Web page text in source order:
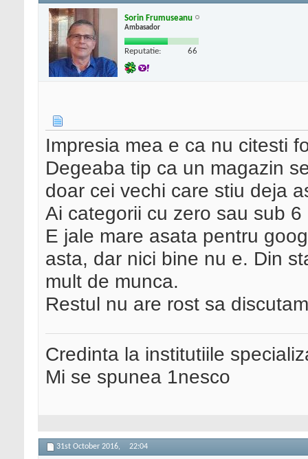
Sorin Frumuseanu
Ambasador
Reputatie: 66
Impresia mea e ca nu citesti
Degeaba tip ca un magazin
doar cei vechi care stiu deja
Ai categorii cu zero sau sub
E jale mare asata pentru
asta, dar nici bine nu e. Din
mult de munca.
Restul nu are rost sa
Credinta la institutiile
Mi se spunea 1nesco
31st October 2016, 22:04